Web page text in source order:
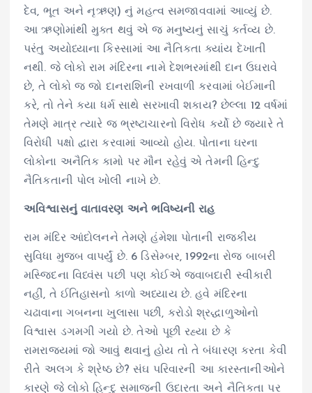
દેવ, ભૂત અને નૃઋણ) નું મહત્વ સમજાવવામાં આવ્યું છે.
આ ઋણોમાંથી મુક્ત થવું એ જ મનુષ્યનું સાચું કર્તવ્ય છે.
પરંતુ અયોધ્યાના કિસ્સામાં આ નૈતિકતા ક્યાંય દેખાતી
નથી. જે લોકો રામ મંદિરના નામે દેશભરમાંથી દાન ઉઘરાવે
છે, તે લોકો જ જો દાનરાશિની રખવાળી કરવામાં બેઈમાની
કરે, તો તેને કયા ધર્મ સાથે સરખાવી શકાય? છેલ્લા 12 વર્ષમાં
તેમણે માત્ર ત્યારે જ ભ્રષ્ટાચારનો વિરોધ કર્યો છે જ્યારે તે
વિરોધી પક્ષો દ્વારા કરવામાં આવ્યો હોય. પોતાના ઘરના
લોકોના અનૈતિક કામો પર મૌન રહેવું એ તેમની હિન્દુ
નૈતિકતાની પોલ ખોલી નાખે છે.
અવિશ્વાસનું વાતાવરણ અને ભવિષ્યની રાહ
રામ મંદિર આંદોલનને તેમણે હંમેશા પોતાની રાજકીય
સુવિધા મુજબ વાપર્યું છે. 6 ડિસેમ્બર, 1992ના રોજ બાબરી
મસ્જિદના વિધ્વંસ પછી પણ કોઈએ જવાબદારી સ્વીકારી
નહીં, તે ઈતિહાસનો કાળો અધ્યાય છે. હવે મંદિરના
ચઢાવાના ગબનના ખુલાસા પછી, કરોડો શ્રદ્ધાળુઓનો
વિશ્વાસ ડગમગી ગયો છે. તેઓ પૂછી રહ્યા છે કે
રામરાજ્યમાં જો આવું થવાનું હોય તો તે બંધારણ કરતા કેવી
રીતે અલગ કે શ્રેષ્ઠ છે? સંઘ પરિવારની આ કારસ્તાનીઓને
કારણે જે લોકો હિન્દુ સમાજની ઉદારતા અને નૈતિકતા પર